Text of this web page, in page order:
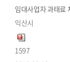
임대사업자 과태료
익산시
1597